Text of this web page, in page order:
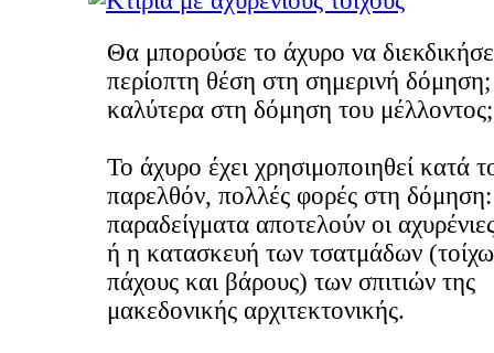
Θα μπορούσε το άχυρο να
περίοπτη θέση στη σημερινή
καλύτερα στη δόμηση του μέλλοντος;
Το άχυρο έχει χρησιμοποιηθεί κατά
παρελθόν, πολλές φορές στη
παραδείγματα αποτελούν οι
ή η κατασκευή των τσατμάδων
πάχους και βάρους) των σπιτιών της
μακεδονικής αρχιτεκτονικής.